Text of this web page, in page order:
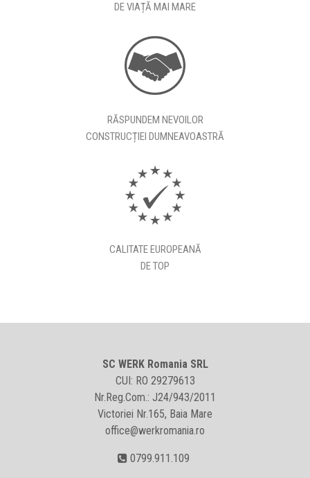
DE VIAȚĂ MAI MARE
RĂSPUNDEM NEVOILOR
CONSTRUCȚIEI DUMNEAVOASTRĂ
CALITATE EUROPEANĂ
DE TOP
SC WERK Romania SRL
CUI: RO 29279613
Nr.Reg.Com.: J24/943/2011
Victoriei Nr.165, Baia Mare
office@werkromania.ro
0799.911.109